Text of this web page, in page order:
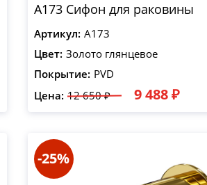
A173 Сифон для раковины
Артикул: A173
Цвет: Золото глянцевое
Покрытие: PVD
Цена: 12 650 ₽ 9 488 ₽
-25%